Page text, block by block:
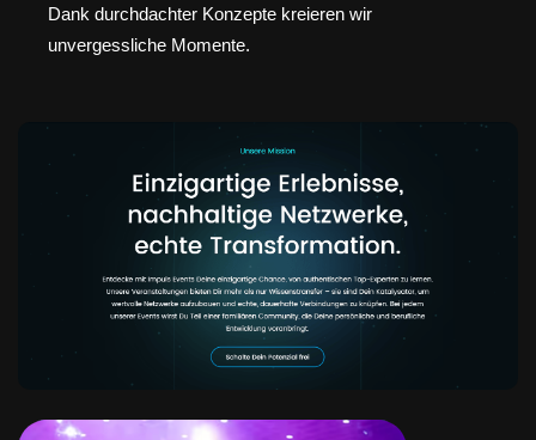
Dank durchdachter Konzepte kreieren wir
unvergessliche Momente.